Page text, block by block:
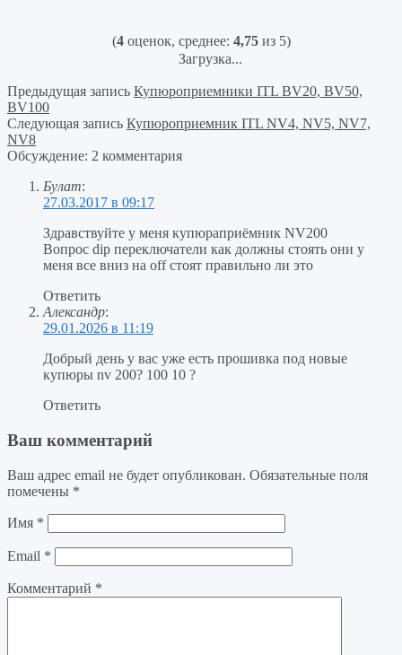
(4оценок, среднее: 4,75из 5)
Загрузка...
Предыдущая запись Купюроприемники ITL BV20, BV50,
BV100
Следующая запись Купюроприемник ITL NV4, NV5, NV7,
NV8
Обсуждение: 2 комментария
Булат:
27.03.2017 в 09:17
Здравствуйте у меня купюраприёмник NV200
Вопрос dip переключатели как должны стоять они у
меня все вниз на off стоят правильно ли это
Ответить
Александр:
29.01.2026 в 11:19
Добрый день у вас уже есть прошивка под новые
купюры nv 200? 100 10 ?
Ответить
Ваш комментарий
Ваш адрес email не будет опубликован. Обязательные поля
помечены *
Имя *
Email *
Комментарий *